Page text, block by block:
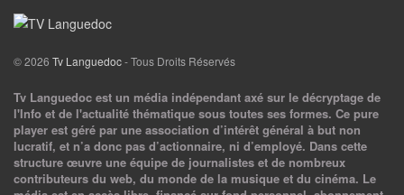
© 2026 Tv Languedoc- Tous Droits Réservés
Tv Languedoc est un média indépendant axé sur le décryptage de
l'Info et de l'actualité thématique sous toutes ses formes. Ce pure
player est géré par une association d’intérêt général à but non
lucratif, et n’a donc pas d’actionnaire, ni d’employé. Dans cette
structure œuvre une équipe de journalistes et de nombreux
contributeurs du web, du monde de la musique et du cinéma. Le